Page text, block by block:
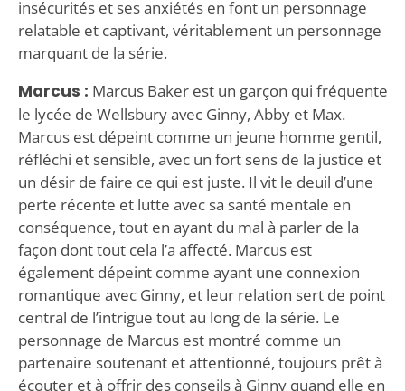
insécurités et ses anxiétés en font un personnage
relatable et captivant, véritablement un personnage
marquant de la série.
Marcus : Marcus Baker est un garçon qui fréquente
le lycée de Wellsbury avec Ginny, Abby et Max.
Marcus est dépeint comme un jeune homme gentil,
réfléchi et sensible, avec un fort sens de la justice et
un désir de faire ce qui est juste. Il vit le deuil d’une
perte récente et lutte avec sa santé mentale en
conséquence, tout en ayant du mal à parler de la
façon dont tout cela l’a affecté. Marcus est
également dépeint comme ayant une connexion
romantique avec Ginny, et leur relation sert de point
central de l’intrigue tout au long de la série. Le
personnage de Marcus est montré comme un
partenaire soutenant et attentionné, toujours prêt à
écouter et à offrir des conseils à Ginny quand elle en